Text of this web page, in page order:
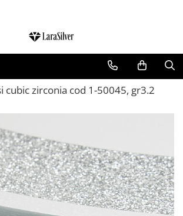
ARGINT
COPII
cubic zirconia cod 1-50045, gr3.2